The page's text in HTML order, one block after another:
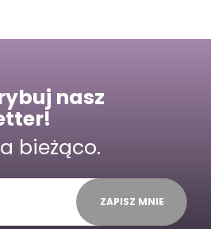
nasz
bieżąco.
ZAPISZ MNIE